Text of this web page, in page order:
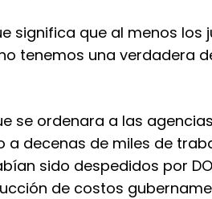
significa que al menos
tenemos una verdadera
se ordenara a las
a decenas de miles de
sido despedidos por
de costos